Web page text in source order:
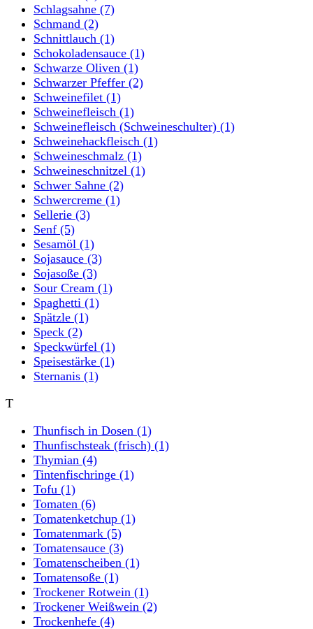
Schlagsahne (7)
Schmand (2)
Schnittlauch (1)
Schokoladensauce (1)
Schwarze Oliven (1)
Schwarzer Pfeffer (2)
Schweinefilet (1)
Schweinefleisch (1)
Schweinefleisch (Schweineschulter) (1)
Schweinehackfleisch (1)
Schweineschmalz (1)
Schweineschnitzel (1)
Schwer Sahne (2)
Schwercreme (1)
Sellerie (3)
Senf (5)
Sesamöl (1)
Sojasauce (3)
Sojasoße (3)
Sour Cream (1)
Spaghetti (1)
Spätzle (1)
Speck (2)
Speckwürfel (1)
Speisestärke (1)
Sternanis (1)
T
Thunfisch in Dosen (1)
Thunfischsteak (frisch) (1)
Thymian (4)
Tintenfischringe (1)
Tofu (1)
Tomaten (6)
Tomatenketchup (1)
Tomatenmark (5)
Tomatensauce (3)
Tomatenscheiben (1)
Tomatensoße (1)
Trockener Rotwein (1)
Trockener Weißwein (2)
Trockenhefe (4)